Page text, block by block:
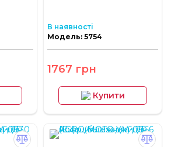
В наявності
Модель: 5754
1767 грн
Купити